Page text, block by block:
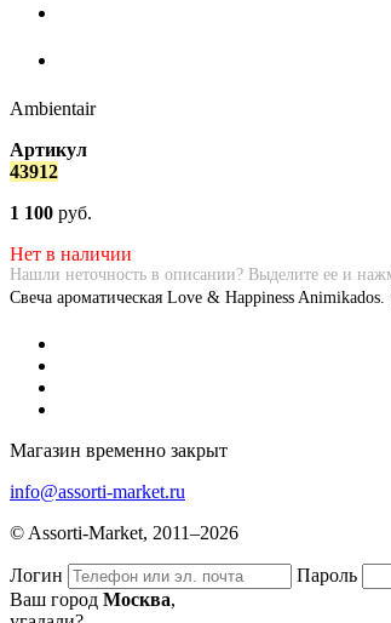
Ambientair
Артикул
43912
1 100 руб.
Нет в наличии
Нашли неточность в описании? Выделите ее и
Свеча ароматическая Love & Happiness
Магазин временно закрыт
info@assorti-market.ru
© Assorti-Market, 2011–2026
Логин Пароль
Ваш город Москва,